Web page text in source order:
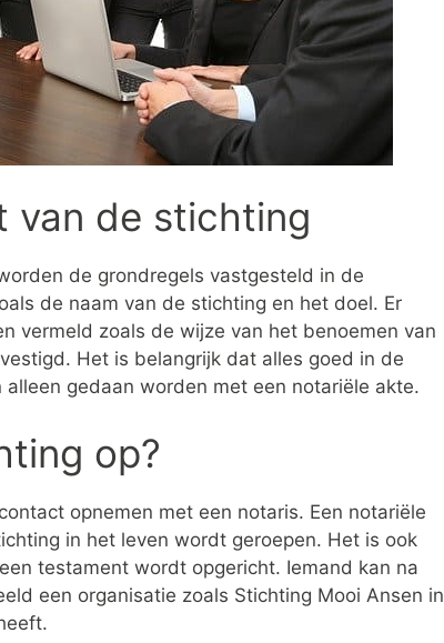
van de stichting
de grondregels vastgesteld in de
de naam van de stichting en het doel. Er
vermeld zoals de wijze van het benoemen van
Het is belangrijk dat alles goed in de
gedaan worden met een notariële akte.
op?
opnemen met een notaris. Een notariële
in het leven wordt geroepen. Het is ook
testament wordt opgericht. Iemand kan na
een organisatie zoals Stichting Mooi Ansen in